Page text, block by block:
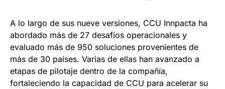
A lo largo de sus nueve versiones, CCU Innpacta ha
abordado más de 27 desafíos operacionales y
evaluado más de 950 soluciones provenientes de
más de 30 países. Varias de ellas han avanzado a
etapas de pilotaje dentro de la compañía,
fortaleciendo la capacidad de CCU para acelerar su